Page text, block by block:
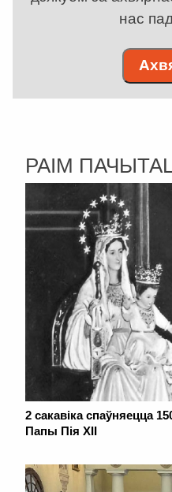
нас
РАІМ
2 сакавіка спаўняецца
Папы Пія XII